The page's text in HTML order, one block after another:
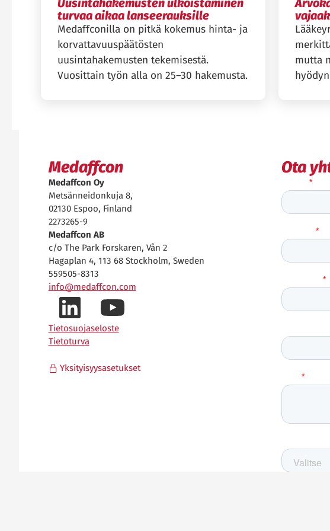
turvaa aikaa lanseerauksille
Medaffconilla on pitkä kokemus hinta- ja
korvattavuuspäätösten
uusintahakemusten tekemisestä.
Vuosittain työn alla on 25–30 hakemusta.
mutta
Medaffcon
Medaffcon Oy
Metsänneidonkuja 8,
02130 Espoo, Finland
2273265-9
Medaffcon AB
c/o The Park Forskaren, Vån 2
Hagaplan 4, 113 68 Stockholm, Sweden
559505-8313
info@medaffcon.com
LinkedIn-
profiilimme
YouTube-
kanavamme
Tietosuojaseloste
Tietoturva
Yksityisyysasetukset
Ota